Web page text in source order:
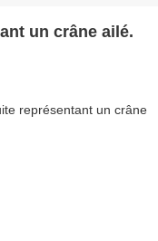
un crâne ailé.